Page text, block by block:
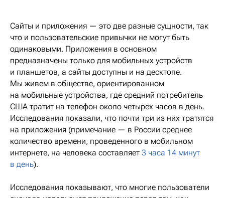
Сайты и приложения — это две разные сущности, так
что и пользовательские привычки не могут быть
одинаковыми. Приложения в основном
предназначены только для мобильных устройств
и планшетов, а сайты доступны и на десктопе.
Мы живем в обществе, ориентированном
на мобильные устройства, где средний потребитель
США тратит на телефон около четырех часов в день.
Исследования показали, что почти три из них тратятся
на приложения (примечание — в России среднее
количество времени, проведенного в мобильном
интернете, на человека составляет 3 часа 14 минут
в день).
Исследования показывают, что многие пользователи